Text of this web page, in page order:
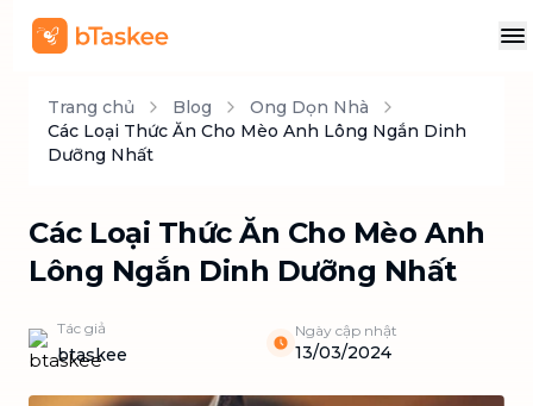
Trang chủ Blog
Ong Dọn Nhà
Các Loại Thức Ăn Cho Mèo Anh Lông Ngắn Dinh
Dưỡng Nhất
Các Loại Thức Ăn Cho Mèo Anh
Lông Ngắn Dinh Dưỡng Nhất
Tác giả
btaskee
Ngày cập nhật
13/03/2024